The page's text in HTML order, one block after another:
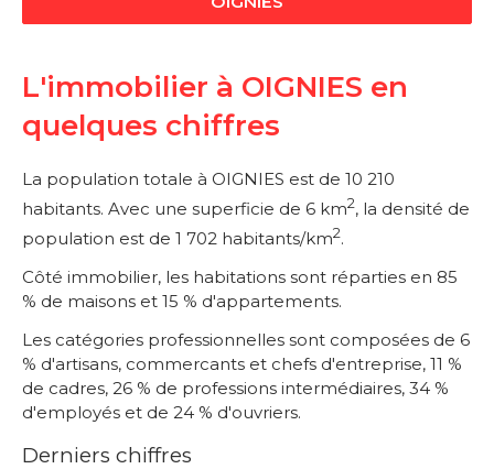
L'immobilier à OIGNIES en
quelques chiffres
La population totale à OIGNIES est de 10 210
habitants. Avec une superficie de 6 km2, la densité de
population est de 1 702 habitants/km2.
Côté immobilier, les habitations sont réparties en 85
% de maisons et 15 % d'appartements.
Les catégories professionnelles sont composées de 6
% d'artisans, commercants et chefs d'entreprise, 11 %
de cadres, 26 % de professions intermédiaires, 34 %
d'employés et de 24 % d'ouvriers.
Derniers chiffres